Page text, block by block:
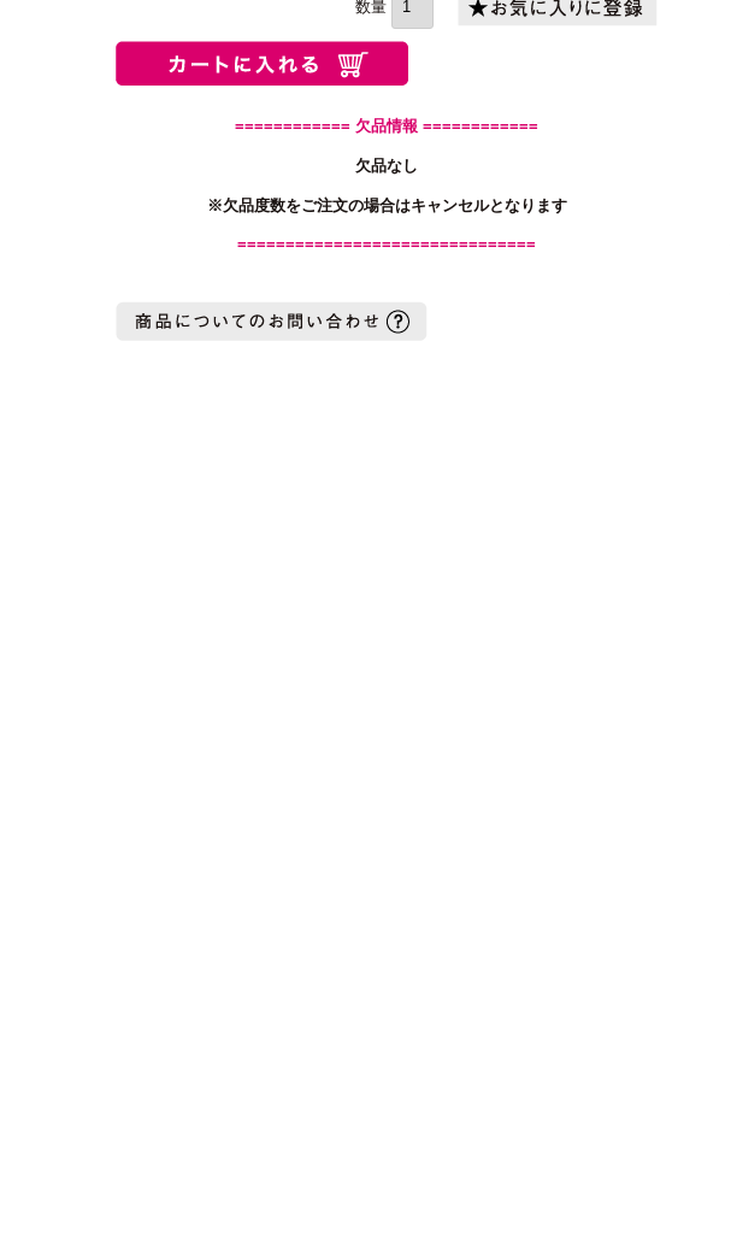
============ 欠品情報 ============
欠品なし
※欠品度数をご注文の場合はキャンセルとなります
===============================